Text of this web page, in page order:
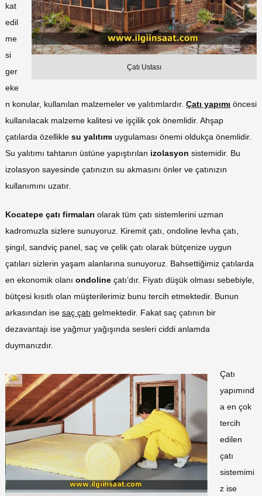
Çatı Ustası
kat
edil
me
si
ger
eke
n konular, kullanılan malzemeler ve yalıtımlardır. Çatı yapımı öncesi
kullanılacak malzeme kalitesi ve işçilik çok önemlidir. Ahşap
çatılarda özellikle su yalıtımı uygulaması önemi oldukça önemlidir.
Su yalıtımı tahtanın üstüne yapıştırılan izolasyon sistemidir. Bu
izolasyon sayesinde çatınızın su akmasını önler ve çatınızın
kullanımını uzatır.
Kocatepe çatı firmaları olarak tüm çatı sistemlerini uzman
kadromuzla sizlere sunuyoruz. Kiremit çatı, ondoline levha çatı,
şingıl, sandviç panel, saç ve çelik çatı olarak bütçenize uygun
çatıları sizlerin yaşam alanlarına sunuyoruz. Bahsettiğimiz çatılarda
en ekonomik olanı ondoline çatı’dır. Fiyatı düşük olması sebebiyle,
bütçesi kısıtlı olan müşterilerimiz bunu tercih etmektedir. Bunun
arkasından ise saç çatı gelmektedir. Fakat saç çatının bir
dezavantajı ise yağmur yağışında sesleri ciddi anlamda
duymanızdır.
Çatı
yapımınd
a en çok
tercih
edilen
çatı
sistemimi
z ise